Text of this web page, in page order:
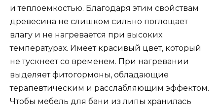
и теплоемкостью. Благодаря этим свойствам
древесина не слишком сильно поглощает
влагу и не нагревается при высоких
температурах. Имеет красивый цвет, который
не тускнеет со временем. При нагревании
выделяет фитогормоны, обладающие
терапевтическим и расслабляющим эффектом.
Чтобы мебель для бани из липы хранилась